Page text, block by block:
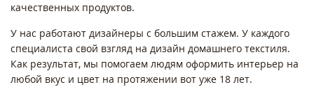
качественных продуктов.
У нас работают дизайнеры с большим стажем. У каждого
специалиста свой взгляд на дизайн домашнего текстиля.
Как результат, мы помогаем людям оформить интерьер на
любой вкус и цвет на протяжении вот уже 18 лет.